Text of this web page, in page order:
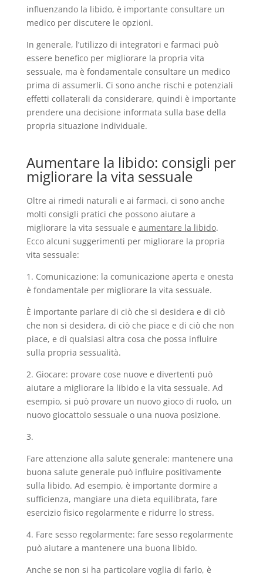
influenzando la libido, è importante consultare un
medico per discutere le opzioni.
In generale, l’utilizzo di integratori e farmaci può
essere benefico per migliorare la propria vita
sessuale, ma è fondamentale consultare un medico
prima di assumerli. Ci sono anche rischi e potenziali
effetti collaterali da considerare, quindi è importante
prendere una decisione informata sulla base della
propria situazione individuale.
Aumentare la libido: consigli per
migliorare la vita sessuale
Oltre ai rimedi naturali e ai farmaci, ci sono anche
molti consigli pratici che possono aiutare a
migliorare la vita sessuale e aumentare la libido.
Ecco alcuni suggerimenti per migliorare la propria
vita sessuale:
1. Comunicazione: la comunicazione aperta e onesta
è fondamentale per migliorare la vita sessuale.
È importante parlare di ciò che si desidera e di ciò
che non si desidera, di ciò che piace e di ciò che non
piace, e di qualsiasi altra cosa che possa influire
sulla propria sessualità.
2. Giocare: provare cose nuove e divertenti può
aiutare a migliorare la libido e la vita sessuale. Ad
esempio, si può provare un nuovo gioco di ruolo, un
nuovo giocattolo sessuale o una nuova posizione.
3.
Fare attenzione alla salute generale: mantenere una
buona salute generale può influire positivamente
sulla libido. Ad esempio, è importante dormire a
sufficienza, mangiare una dieta equilibrata, fare
esercizio fisico regolarmente e ridurre lo stress.
4. Fare sesso regolarmente: fare sesso regolarmente
può aiutare a mantenere una buona libido.
Anche se non si ha particolare voglia di farlo, è